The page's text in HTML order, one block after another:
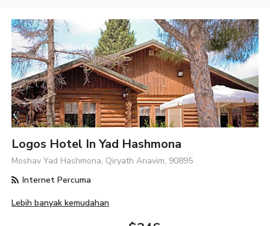
Logos Hotel In Yad Hashmona
Moshav Yad Hashmona, Qiryath Anavim, 90895
Internet Percuma
Lebih banyak kemudahan